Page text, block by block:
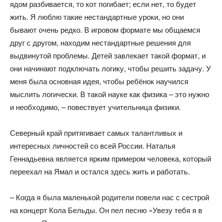
ядом разбивается, то кот погибает; если нет, то будет
жить. Я люблю такие нестандартные уроки, но они
бывают очень редко. В игровом формате мы общаемся
друг с другом, находим нестандартные решения для
выдвинутой проблемы. Детей завлекает такой формат, и
они начинают подключать логику, чтобы решить задачу. У
меня была основная идея, чтобы ребёнок научился
мыслить логически. В такой науке как физика – это нужно
и необходимо, – повествует учительница физики.
Северный край притягивает самых талантливых и
интересных личностей со всей России. Наталья
Геннадьевна является ярким примером человека, который
переехал на Ямал и остался здесь жить и работать.
– Когда я была маленькой родители повели нас с сестрой
на концерт Кола Бельды. Он пел песню «Увезу тебя я в